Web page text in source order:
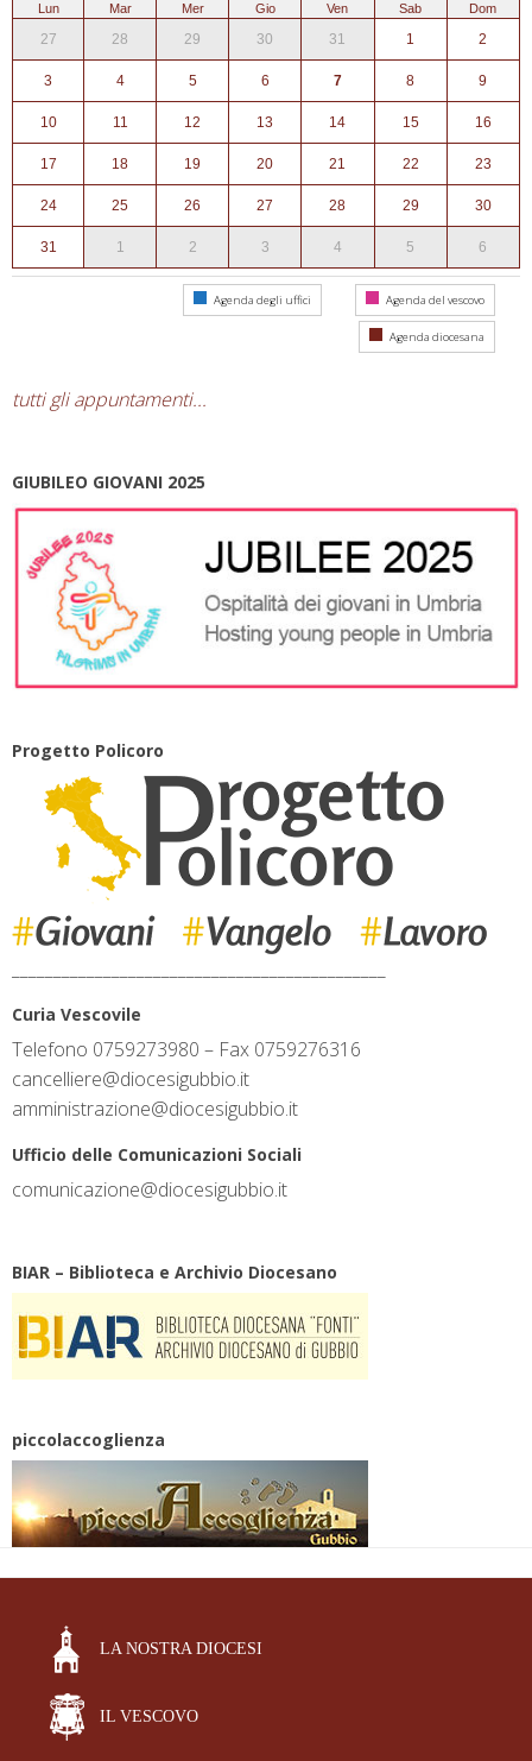
Lun Mar Mer Gio Ven Sab Dom
27 28 29 30 31 1 2
3 4 5 6 7 8 9
10 11 12 13 14 15 16
17 18 19 20 21 22 23
24 25 26 27 28 29 30
31 1 2 3 4 5 6
Agenda degli uffici Agenda del vescovo
Agenda diocesana
tutti gli appuntamenti...
GIUBILEO GIOVANI 2025
Progetto Policoro
Curia Vescovile
Telefono 0759273980 – Fax 0759276316
cancelliere@diocesigubbio.it
amministrazione@diocesigubbio.it
Ufficio delle Comunicazioni Sociali
comunicazione@diocesigubbio.it
BIAR – Biblioteca e Archivio Diocesano
piccolaccoglienza
LA NOSTRA DIOCESI
IL VESCOVO